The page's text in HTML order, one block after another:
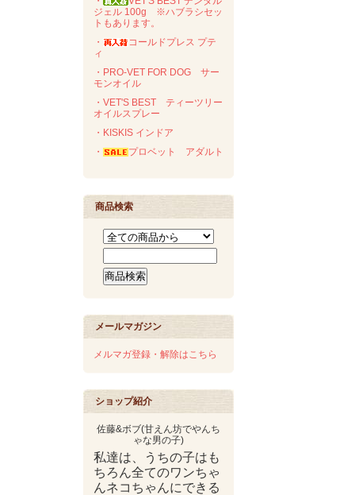
ジェル 100g ※ハブラシセッ
トもあります。
・
コールドプレス プテ
ィ
・PRO-VET FOR DOG サー
モンオイル
・VET'S BEST ティーツリー
オイルスプレー
・KISKIS インドア
・
プロベット アダルト
商品検索
メールマガジン
メルマガ登録・解除はこちら
ショップ紹介
佐藤&ボブ(甘えん坊でやんち
ゃな男の子)
私達は、うちの子はも
ちろん全てのワンちゃ
んネコちゃんにできる